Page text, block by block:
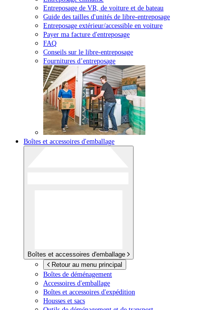
Entreposage de VR, de voiture et de bateau
Guide des tailles d'unités de libre-entreposage
Entreposage extérieur/accessible en voiture
Payer ma facture d'entreposage
FAQ
Conseils sur le libre-entreposage
Fournitures d’entreposage
Boîtes et accessoires d'emballage
Boîtes et accessoires d'emballage
Retour au menu principal
Boîtes de déménagement
Accessoires d'emballage
Boîtes et accessoires d'expédition
Housses et sacs